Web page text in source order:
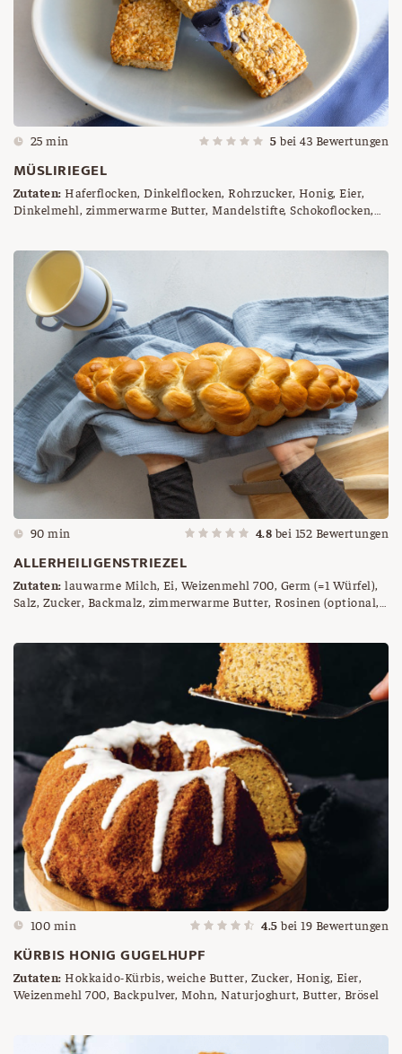
25 min 5 bei43 Bewertungen
MÜSLIRIEGEL
Zutaten: Haferflocken, Dinkelflocken, Rohrzucker, Honig, Eier,
Dinkelmehl, zimmerwarme Butter, Mandelstifte, Schokoflocken,
90 min 4.8 bei 152 Bewertungen
ALLERHEILIGENSTRIEZEL
Zutaten: lauwarme Milch, Ei, Weizenmehl 700, Germ (=1 Würfel),
Salz, Zucker, Backmalz, zimmerwarme Butter, Rosinen (optional,
100 min 4.5 bei19 Bewertungen
KÜRBIS HONIG GUGELHUPF
Zutaten: Hokkaido-Kürbis, weiche Butter, Zucker, Honig, Eier,
Weizenmehl 700, Backpulver, Mohn, Naturjoghurt, Butter, Brösel